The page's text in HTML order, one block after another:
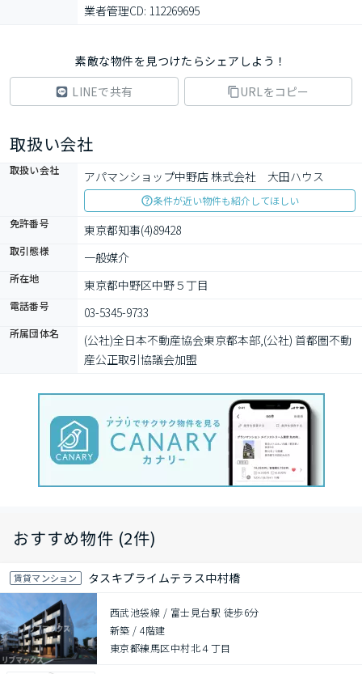
業者管理CD: 112269695
素敵な物件を見つけたらシェアしよう！
LINEで共有
URLをコピー
取扱い会社
取扱い会社 アパマンショップ中野店 株式会社　大田ハウス
条件が近い物件も紹介してほしい
免許番号
東京都知事(4)89428
取引態様 一般媒介
所在地 東京都中野区中野５丁目
電話番号 03-5345-9733
所属団体名
(公社)全日本不動産協会東京都本部,(公社) 首都圏不動
産公正取引協議会加盟
おすすめ物件 (2件)
賃貸マンション タスキプライムテラス中村橋
西武池袋線 / 富士見台駅 徒歩6分
新築 /4階建
東京都練馬区中村北４丁目